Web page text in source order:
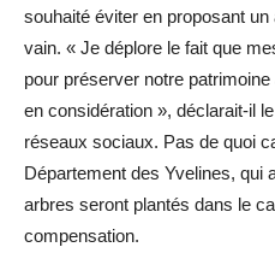
souhaité éviter en proposant
vain. « Je déplore le fait que
pour préserver notre
en considération », déclarait-il
réseaux sociaux. Pas de quoi
Département des Yvelines, qui
arbres seront plantés dans le
compensation.